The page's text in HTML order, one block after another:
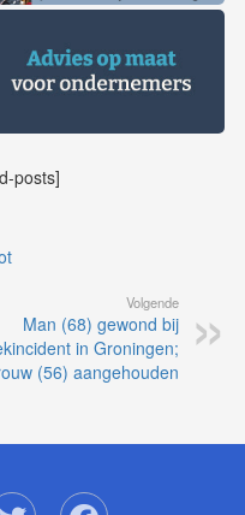
posts]
Volgende
Man (68) gewond bij
in Groningen;
(56) aangehouden